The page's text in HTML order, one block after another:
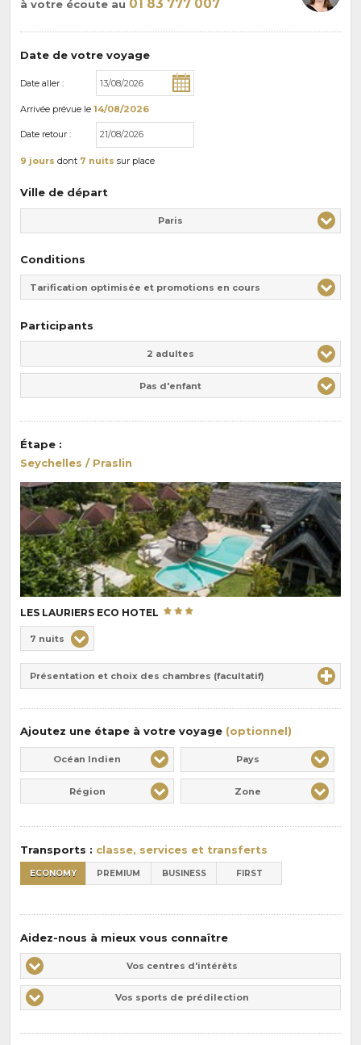
à votre écoute au 01 83 777 007
Date de votre voyage
Date aller :
Arrivée prévue le 14/08/2026
Date retour :
9 jours dont 7 nuits sur place
Ville de départ
Paris
Conditions
Tarification optimisée et promotions en cours
Participants
2 adultes
Pas d'enfant
Étape :
Seychelles / Praslin
LES LAURIERS ECO HOTEL
de
pension
:
Durée
7 nuits
Présentation et choix des chambres (facultatif)
Ajoutez une étape à votre voyage (optionnel)
Océan Indien Pays
Région Zone
Transports : classe, services et transferts
ECONOMY PREMIUM BUSINESS FIRST
Aidez-nous à mieux vous connaître
Vos
centres
d'intérêts
Vos centres d'intérêts
Vos
sports
Vos sports de prédilection